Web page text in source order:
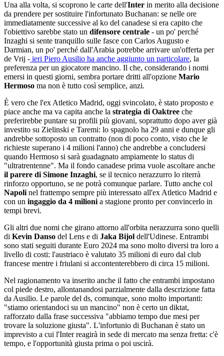
Una alla volta, si scoprono le carte dell'Inter in merito alla decisione
da prendere per sostituire l'infortunato Buchanan: se nelle ore
immediatamente successive al ko del canadese si era capito che
l'obiettivo sarebbe stato un difensore centrale - un po' perché
Inzaghi si sente tranquillo sulle fasce con Carlos Augusto e
Darmian, un po' perché dall'Arabia potrebbe arrivare un'offerta per
de Vrij - ieri Piero Ausilio ha anche aggiunto un particolare, la
preferenza per un giocatore mancino. Il che, considerando i nomi
emersi in questi giorni, sembra portare dritti all'opzione Mario
Hermoso ma non è tutto così semplice, anzi.
È vero che l'ex Atletico Madrid, oggi svincolato, è stato proposto e
piace anche ma va capita anche la strategia di Oaktree che
preferirebbe puntare su profili più giovani, soprattutto dopo aver già
investito su Zielinski e Taremi: lo spagnolo ha 29 anni e dunque gli
andrebbe sottoposto un contratto (non di poco conto, visto che le
richieste superano i 4 milioni l'anno) che andrebbe a concludersi
quando Hermoso si sarà guadagnato ampiamente lo status di
"ultratrentenne". Ma il fondo canadese prima vuole ascoltare anche
il parere di Simone Inzaghi, se il tecnico nerazzurro lo riterrà
rinforzo opportuno, se ne potrà comunque parlare. Tutto anche col
Napoli nel frattempo sempre più interessato all'ex Atletico Madrid e
con un ingaggio da 4 milioni a stagione pronto per convincerlo in
tempi brevi.
Gli altri due nomi che girano attorno all'orbita nerazzurra sono quelli
di Kevin Danso del Lens e di Jaka Bijol dell'Udinese. Entrambi
sono stati seguiti durante Euro 2024 ma sono molto diversi tra loro a
livello di costi: l'austriaco è valutato 35 milioni di euro dal club
francese mentre i friulani si accontenterebbero di circa 15 milioni.
Nel ragionamento va inserito anche il fatto che entrambi impostano
col piede destro, allontanandosi parzialmente dalla descrizione fatta
da Ausilio. Le parole del ds, comunque, sono molto importanti:
"stiamo orientandoci su un mancino" non è certo un diktat,
rafforzato dalla frase successiva "abbiamo tempo due mesi per
trovare la soluzione giusta". L'infortunio di Buchanan è stato un
imprevisto a cui l'Inter reagirà in sede di mercato ma senza fretta: c'è
tempo, e l'opportunità giusta prima o poi uscirà.